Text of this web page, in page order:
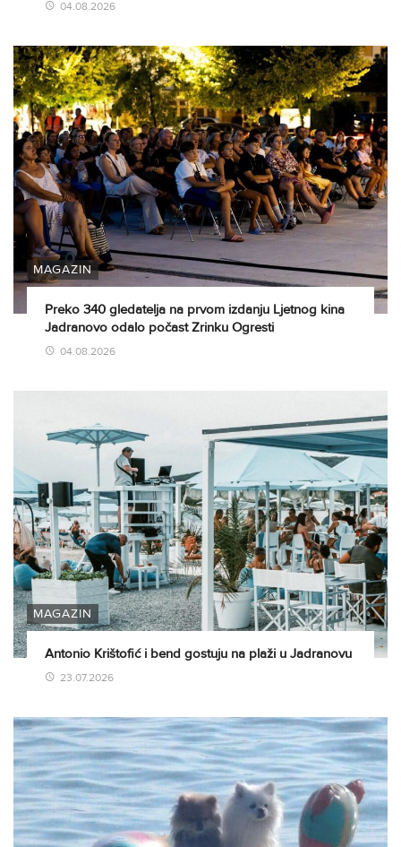
04.08.2026
MAGAZIN
Preko 340 gledatelja na prvom izdanju Ljetnog kina
Jadranovo odalo počast Zrinku Ogresti
04.08.2026
MAGAZIN
Antonio Krištofić i bend gostuju na plaži u Jadranovu
23.07.2026